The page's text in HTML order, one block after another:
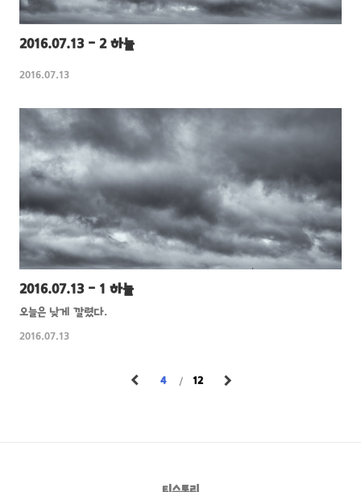
2016.07.13 - 2 하늘
2016.07.13
2016.07.13 - 1 하늘
오늘은 낮게 깔렸다.
2016.07.13
4 12